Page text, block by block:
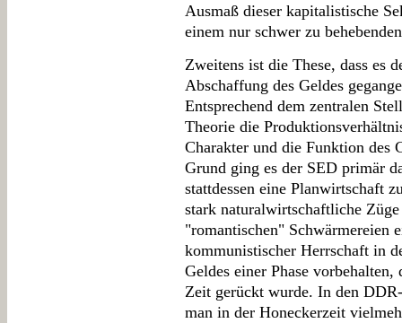
Ausmaß dieser kapitalistische
einem nur schwer zu
Zweitens ist die These, dass es
Abschaffung des Geldes
Entsprechend dem zentralen
Theorie die
Charakter und die Funktion des
Grund ging es der SED primär
stattdessen eine Planwirtschaft
stark naturalwirtschaftliche
"romantischen" Schwärmereien
kommunistischer Herrschaft in
Geldes einer Phase
Zeit gerückt wurde. In den
man in der Honeckerzeit